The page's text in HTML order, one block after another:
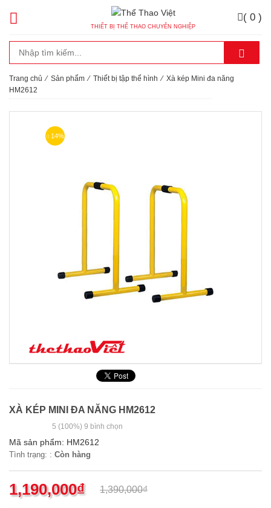
THIẾT BỊ THỂ THAO CHUYÊN NGHIỆP
( 0 )
Trang chủ ⁄ Sản phẩm ⁄ Thiết bị tập thể hình ⁄ Xà kép Mini đa năng
HM2612
14%
XÀ KÉP MINI ĐA NĂNG HM2612
5 (100%) 9 bình chọn
Mã sản phẩm: HM2612
Tình trạng: : Còn hàng
1,390,000₫
1,190,000₫